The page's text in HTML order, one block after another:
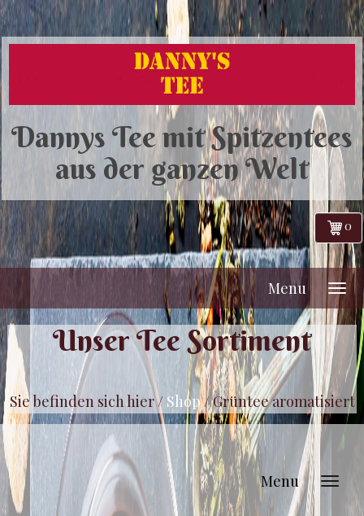
Dannys Tee mit Spitzentees
aus der ganzen Welt
0
Menu
Unser Tee Sortiment
Sie befinden sich hier / Shop /Grüntee aromatisiert
Menu